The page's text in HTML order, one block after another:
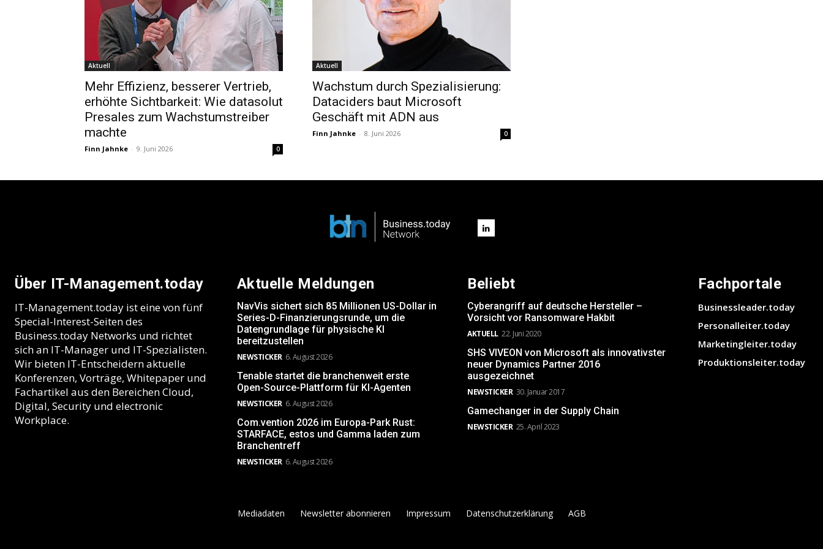
Aktuell
Mehr Effizienz, besserer Vertrieb,
erhöhte Sichtbarkeit: Wie datasolut
Presales zum Wachstumstreiber
machte
Finn Jahnke - 9. Juni 2026 0
Aktuell
Wachstum durch Spezialisierung:
Dataciders baut Microsoft
Geschäft mit ADN aus
Finn Jahnke - 8. Juni 2026 0
Über IT-Management.today
IT-Management.today ist eine von fünf
Special-Interest-Seiten des
Business.today Networks und richtet
sich an IT-Manager und IT-Spezialisten.
Wir bieten IT-Entscheidern aktuelle
Konferenzen, Vorträge, Whitepaper und
Fachartikel aus den Bereichen Cloud,
Digital, Security und electronic
Workplace.
Aktuelle Meldungen
NavVis sichert sich 85 Millionen US-Dollar in
Series-D-Finanzierungsrunde, um die
Datengrundlage für physische KI
bereitzustellen
NEWSTICKER 6. August 2026
Tenable startet die branchenweit erste
Open-Source-Plattform für KI-Agenten
NEWSTICKER 6. August 2026
Com.vention 2026 im Europa-Park Rust:
STARFACE, estos und Gamma laden zum
Branchentreff
NEWSTICKER 6. August 2026
Beliebt
Cyberangriff auf deutsche Hersteller –
Vorsicht vor Ransomware Hakbit
AKTUELL 22. Juni 2020
SHS VIVEON von Microsoft als innovativster
neuer Dynamics Partner 2016
ausgezeichnet
NEWSTICKER 30. Januar 2017
Gamechanger in der Supply Chain
NEWSTICKER 25. April 2023
Fachportale
Businessleader.today
Personalleiter.today
Marketingleiter.today
Produktionsleiter.today
Mediadaten Newsletter abonnieren Impressum Datenschutzerklärung AGB